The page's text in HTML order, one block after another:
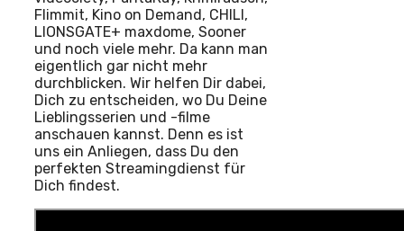
Flimmit, Kino on Demand, CHILI,
LIONSGATE+ maxdome, Sooner
und noch viele mehr. Da kann man
eigentlich gar nicht mehr
durchblicken. Wir helfen Dir dabei,
Dich zu entscheiden, wo Du Deine
Lieblingsserien und -filme
anschauen kannst. Denn es ist
uns ein Anliegen, dass Du den
perfekten Streamingdienst für
Dich findest.